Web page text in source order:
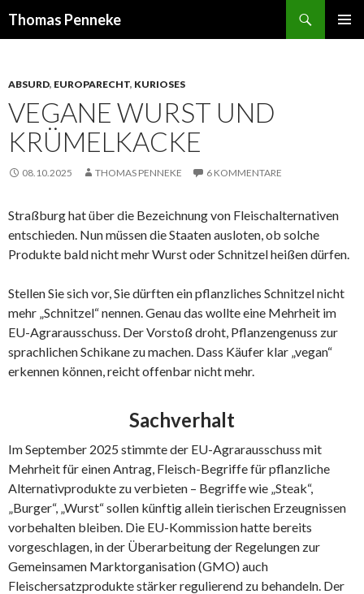
Thomas Penneke
ABSURD, EUROPARECHT, KURIOSES
VEGANE WURST UND
KRÜMELKACKE
08.10.2025 THOMAS PENNEKE 6 KOMMENTARE
Straßburg hat über die Bezeichnung von Fleischalternativen
entschieden. Nun müssen die Staaten ausloten, ob solche
Produkte bald nicht mehr Wurst oder Schnitzel heißen dürfen.
Stellen Sie sich vor, Sie dürften ein pflanzliches Schnitzel nicht
mehr „Schnitzel“ nennen. Genau das wollte eine Mehrheit im
EU-Agrarausschuss. Der Vorstoß droht, Pflanzengenuss zur
sprachlichen Schikane zu machen. Dass Käufer klar „vegan“
erkennen können, reicht offenbar nicht mehr.
Sachverhalt
Im September 2025 stimmte der EU-Agrarausschuss mit
Mehrheit für einen Antrag, Fleisch-Begriffe für pflanzliche
Alternativprodukte zu verbieten – Begriffe wie „Steak“,
„Burger“, „Wurst“ sollen künftig allein tierischen Erzeugnissen
vorbehalten bleiben. Die EU-Kommission hatte bereits
vorgeschlagen, in der Überarbeitung der Regelungen zur
Gemeinsamen Marktorganisation (GMO) auch
Fleischersatzprodukte stärker regulierend zu behandeln. Der